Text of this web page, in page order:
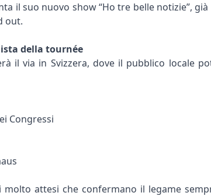
il suo nuovo show “Ho tre belle notizie”,
out.
della tournée
il via in Svizzera, dove il pubblico locale
Congressi
molto attesi che confermano il legame